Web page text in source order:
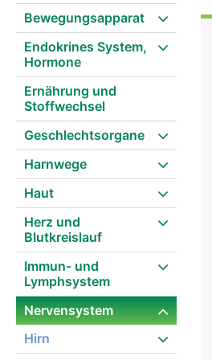
Bewegungsapparat
Endokrines System,
Hormone
Ernährung und
Stoffwechsel
Geschlechtsorgane
Harnwege
Haut
Herz und
Blutkreislauf
Immun- und
Lymphsystem
Nervensystem
Hirn